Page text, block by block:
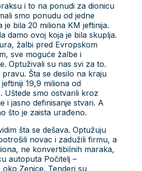
i to na ponudi za dionicu
smo ponudu od jedne
je bila 20 miliona KM jeftinija.
damo ovoj koja je bila skuplja.
žalbi pred Evropskom
sve moguće žalbe i
Optuživali su nas svi za to.
Šta se desilo na kraju
19,9 miliona od
Uštede smo ostvarili kroz
i jasno definisanje stvari. A
što je zaista urađeno.
šta se dešava. Optužuju
novac i zadužili firmu, a
ne konvertibilnih maraka,
autoputa Počitelj –
Zenice. Tenderi su